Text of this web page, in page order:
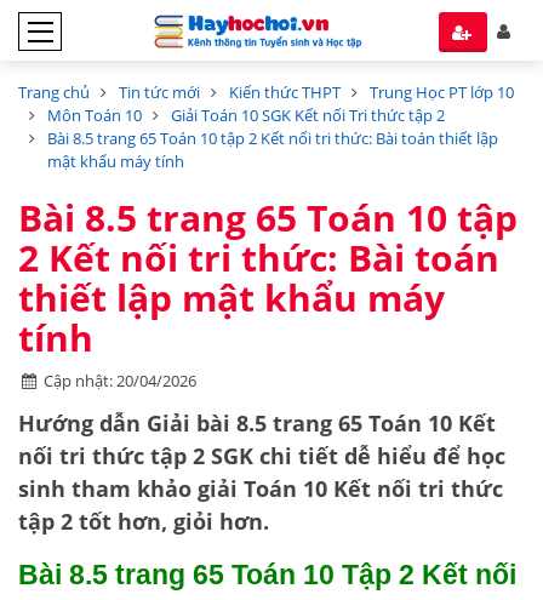
Trang chủ Tin tức mới Kiến thức THPT
Trung Học PT lớp 10
Môn Toán 10
Giải Toán 10 SGK Kết nối Tri thức tập 2
Bài 8.5 trang 65 Toán 10 tập 2 Kết nối tri thức: Bài toán thiết lập
mật khẩu máy tính
Bài 8.5 trang 65 Toán 10 tập
2 Kết nối tri thức: Bài toán
thiết lập mật khẩu máy
tính
Cập nhật: 20/04/2026
Hướng dẫn Giải bài 8.5 trang 65 Toán 10 Kết
nối tri thức tập 2 SGK chi tiết dễ hiểu để học
sinh tham khảo giải Toán 10 Kết nối tri thức
tập 2 tốt hơn, giỏi hơn.
Bài 8.5 trang 65 Toán 10 Tập 2 Kết nối